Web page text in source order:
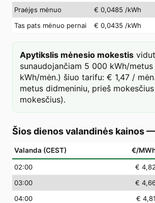
Praėjęs mėnuo
€ 0,0485 /kWh
Tas pats mėnuo pernai
€ 0,0435 /kWh
Apytikslis mėnesio mokestis
sunaudojančiam 5 000 kWh/metus
kWh/mėn.) šiuo tarifu: € 1,47 /
metus didmeniniu, prieš
mokesčius).
Šios dienos valandinės kainos—
Valanda (CEST) €/
02:00 € 4,82
03:00 €
04:00 € 4,81